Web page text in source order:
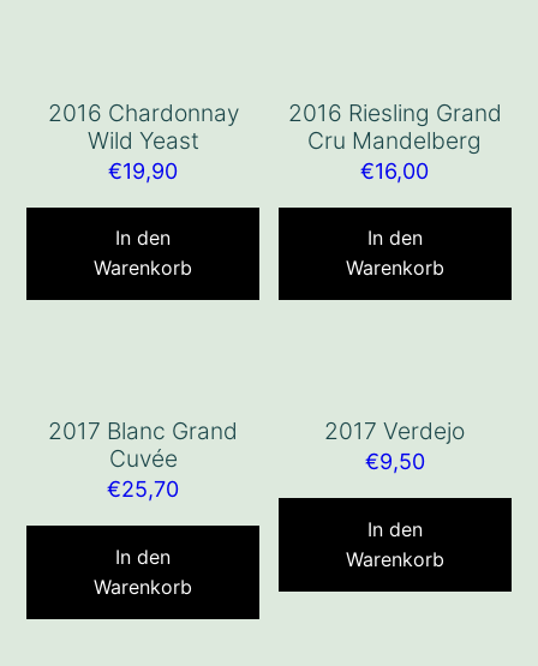
2016 Chardonnay
Wild Yeast
€19,90
In den
Warenkorb
2016 Riesling Grand
Cru Mandelberg
€16,00
In den
Warenkorb
2017 Blanc Grand
Cuvée
€25,70
In den
Warenkorb
2017 Verdejo
€9,50
In den
Warenkorb